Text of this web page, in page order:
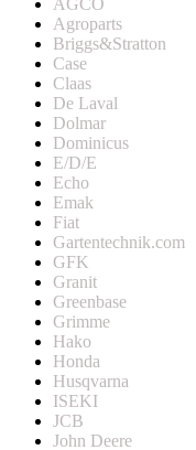
Agroparts
Briggs&Stratton
Case
Claas
De Laval
Dolmar
Dominicus
E/D/E
Echo
Emak
Fiat
Gartentechnik.com
GFK
Granit
Greenbase
Grimme
Hako
Honda
Husqvarna
ISEKI
JCB
John Deere